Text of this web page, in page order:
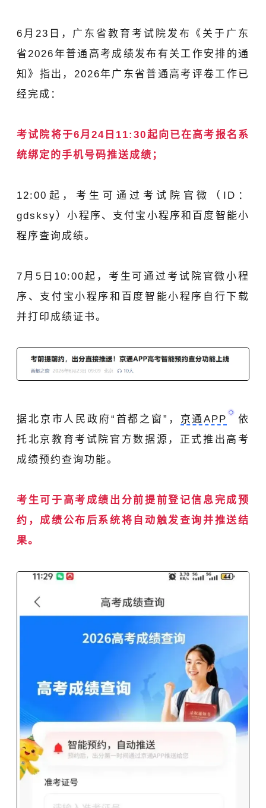
6月23日， 广东省教育考试院发布《关于广东
省2026年普通高考成绩发布有关工作安排的通
知》指出，2026年广东省普通高考评卷工作已
经完成：
考试院将于6月24日11:30起向已在高考报名系
统绑定的手机号码推送成绩；
12:00起，考生可通过考试院官微（ID：
gdsksy）小程序、支付宝小程序和百度智能小
程序查询成绩。
7月5日10:00起，考生可通过考试院官微小程
序、支付宝小程序和百度智能小程序自行下载
并打印成绩证书。
据北京市人民政府“首都之窗”， 京通APP
依
托北京教育考试院 官方数据源，正式推出高考
成绩预约查询功能。
考生可于 高考成绩出分前提前登记信息完成预
约，成绩公布后系统将自动触发查询并推送结
果。